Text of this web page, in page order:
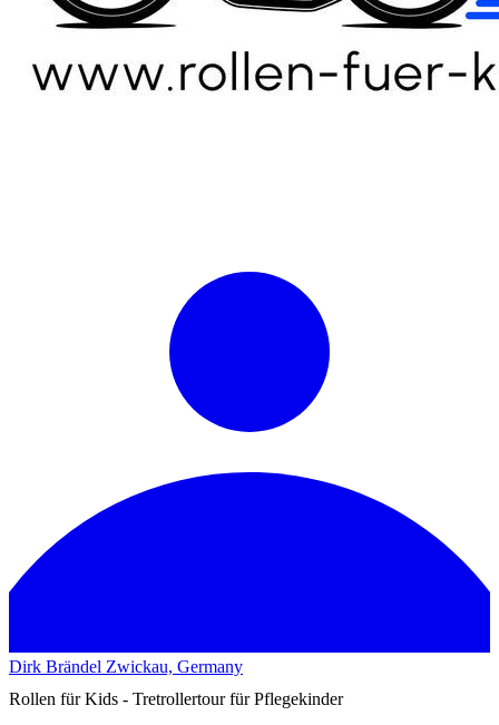
Dirk Brändel Zwickau, Germany
Rollen für Kids - Tretrollertour für Pflegekinder